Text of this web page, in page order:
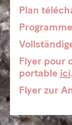
Plan
Flyer pour
portable ici
Flyer zur